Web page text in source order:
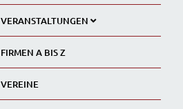
VERANSTALTUNGEN
FIRMEN A BIS Z
VEREINE